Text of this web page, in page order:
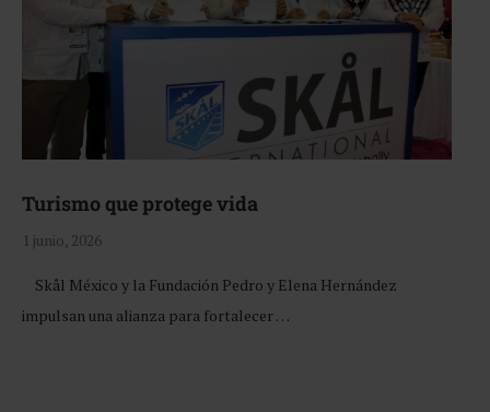
Turismo que protege vida
1 junio, 2026
Skål México y la Fundación Pedro y Elena Hernández
impulsan una alianza para fortalecer …